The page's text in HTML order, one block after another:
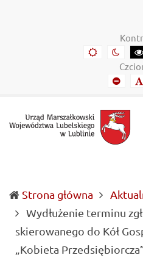
Lubelszczyźnie
Domyślny
kontrast
font
Strona główna
Wydłużenie terminu
skierowanego do Kół
„Kobieta